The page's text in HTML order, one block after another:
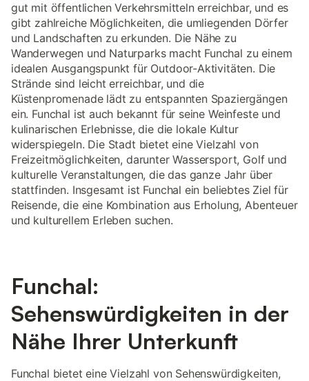
gut mit öffentlichen Verkehrsmitteln erreichbar, und es
gibt zahlreiche Möglichkeiten, die umliegenden Dörfer
und Landschaften zu erkunden. Die Nähe zu
Wanderwegen und Naturparks macht Funchal zu einem
idealen Ausgangspunkt für Outdoor-Aktivitäten. Die
Strände sind leicht erreichbar, und die
Küstenpromenade lädt zu entspannten Spaziergängen
ein. Funchal ist auch bekannt für seine Weinfeste und
kulinarischen Erlebnisse, die die lokale Kultur
widerspiegeln. Die Stadt bietet eine Vielzahl von
Freizeitmöglichkeiten, darunter Wassersport, Golf und
kulturelle Veranstaltungen, die das ganze Jahr über
stattfinden. Insgesamt ist Funchal ein beliebtes Ziel für
Reisende, die eine Kombination aus Erholung, Abenteuer
und kulturellem Erleben suchen.
Funchal:
Sehenswürdigkeiten in der
Nähe Ihrer Unterkunft
Funchal bietet eine Vielzahl von Sehenswürdigkeiten,